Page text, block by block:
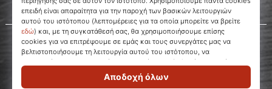
Εξυπηρέτηση πελατών